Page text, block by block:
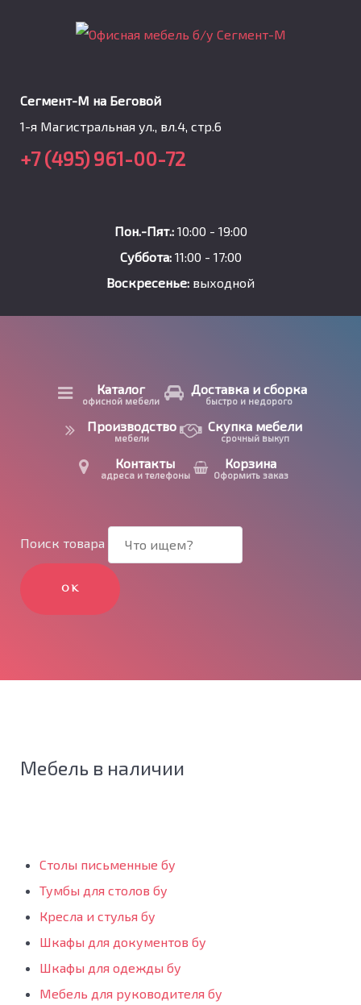
Сегмент-М на Беговой
1-я Магистральная ул., вл.4, стр.6
+7 (495) 961-00-72
Пон.-Пят.: 10:00 - 19:00
Суббота:11:00 - 17:00
Воскресенье: выходной
Каталог
офисной мебели
Доставка и сборка
быстро и недорого
Производство
мебели
Скупка мебели
срочный выкуп
Контакты
адреса и телефоны
Корзина
Оформить заказ
Поиск товара
ОК
Мебель в наличии
Столы письменные бу
Тумбы для столов бу
Кресла и стулья бу
Шкафы для документов бу
Шкафы для одежды бу
Мебель для руководителя бу